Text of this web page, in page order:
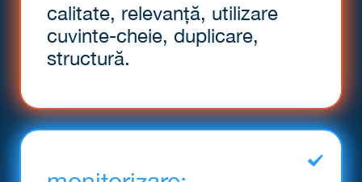
calitate, relevanță, utilizare
cuvinte-cheie, duplicare,
structură.